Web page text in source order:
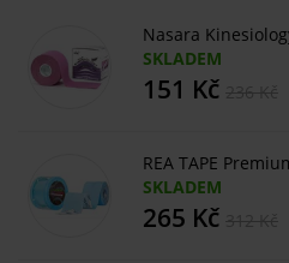
Nasara
SKLADEM
151 Kč
REA TAPE
SKLADEM
265 Kč